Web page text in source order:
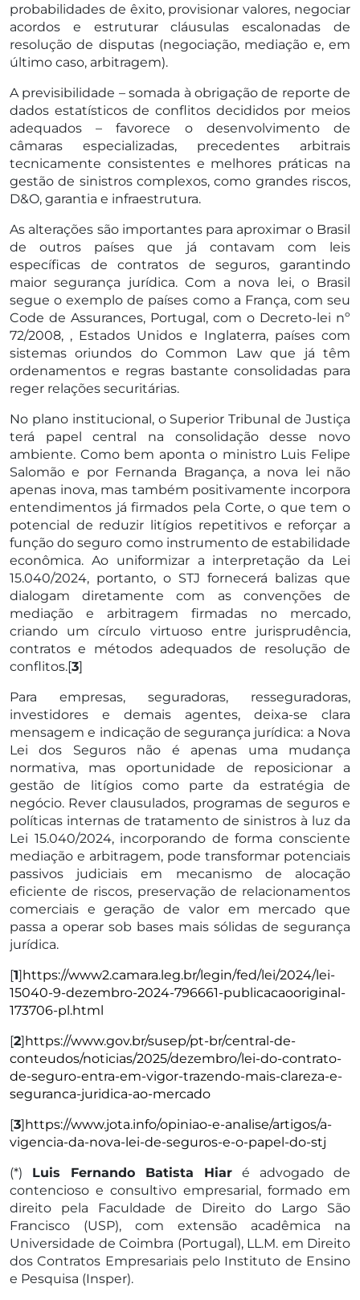
probabilidades de êxito, provisionar valores, negociar
acordos e estruturar cláusulas escalonadas de
resolução de disputas (negociação, mediação e, em
último caso, arbitragem).
A previsibilidade – somada à obrigação de reporte de
dados estatísticos de conflitos decididos por meios
adequados – favorece o desenvolvimento de
câmaras especializadas, precedentes arbitrais
tecnicamente consistentes e melhores práticas na
gestão de sinistros complexos, como grandes riscos,
D&O, garantia e infraestrutura.
As alterações são importantes para aproximar o Brasil
de outros países que já contavam com leis
específicas de contratos de seguros, garantindo
maior segurança jurídica. Com a nova lei, o Brasil
segue o exemplo de países como a França, com seu
Code de Assurances, Portugal, com o Decreto-lei nº
72/2008, , Estados Unidos e Inglaterra, países com
sistemas oriundos do Common Law que já têm
ordenamentos e regras bastante consolidadas para
reger relações securitárias.
No plano institucional, o Superior Tribunal de Justiça
terá papel central na consolidação desse novo
ambiente. Como bem aponta o ministro Luis Felipe
Salomão e por Fernanda Bragança, a nova lei não
apenas inova, mas também positivamente incorpora
entendimentos já firmados pela Corte, o que tem o
potencial de reduzir litígios repetitivos e reforçar a
função do seguro como instrumento de estabilidade
econômica. Ao uniformizar a interpretação da Lei
15.040/2024, portanto, o STJ fornecerá balizas que
dialogam diretamente com as convenções de
mediação e arbitragem firmadas no mercado,
criando um círculo virtuoso entre jurisprudência,
contratos e métodos adequados de resolução de
conflitos.[3]
Para empresas, seguradoras, resseguradoras,
investidores e demais agentes, deixa-se clara
mensagem e indicação de segurança jurídica: a Nova
Lei dos Seguros não é apenas uma mudança
normativa, mas oportunidade de reposicionar a
gestão de litígios como parte da estratégia de
negócio. Rever clausulados, programas de seguros e
políticas internas de tratamento de sinistros à luz da
Lei 15.040/2024, incorporando de forma consciente
mediação e arbitragem, pode transformar potenciais
passivos judiciais em mecanismo de alocação
eficiente de riscos, preservação de relacionamentos
comerciais e geração de valor em mercado que
passa a operar sob bases mais sólidas de segurança
jurídica.
[1]https://www2.camara.leg.br/legin/fed/lei/2024/lei-
15040-9-dezembro-2024-796661-publicacaooriginal-
173706-pl.html
[2]https://www.gov.br/susep/pt-br/central-de-
conteudos/noticias/2025/dezembro/lei-do-contrato-
de-seguro-entra-em-vigor-trazendo-mais-clareza-e-
seguranca-juridica-ao-mercado
[3]https://www.jota.info/opiniao-e-analise/artigos/a-
vigencia-da-nova-lei-de-seguros-e-o-papel-do-stj
(*) Luis Fernando Batista Hiar é advogado de
contencioso e consultivo empresarial, formado em
direito pela Faculdade de Direito do Largo São
Francisco (USP), com extensão acadêmica na
Universidade de Coimbra (Portugal), LL.M. em Direito
dos Contratos Empresariais pelo Instituto de Ensino
e Pesquisa (Insper).